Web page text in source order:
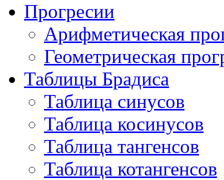
Прогресии
Арифметическая
Геометрическая
Таблицы Брадиса
Таблица синусов
Таблица косинусов
Таблица тангенсов
Таблица котангенсов